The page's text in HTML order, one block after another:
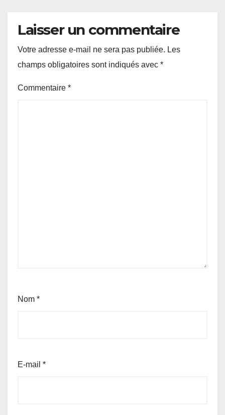
Laisser un commentaire
Votre adresse e-mail ne sera pas publiée. Les
champs obligatoires sont indiqués avec *
Commentaire *
Nom *
E-mail *